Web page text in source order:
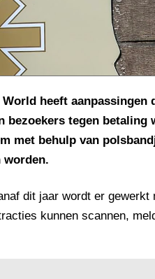
heeft aanpassingen
bezoekers tegen betaling
met behulp van
worden.
dit jaar wordt er gewerkt
kunnen scannen,